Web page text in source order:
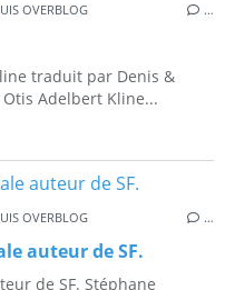
OVERBLOG …
traduit par Denis &
Adelbert Kline...
OVERBLOG …
auteur de SF.
de SF. Stéphane